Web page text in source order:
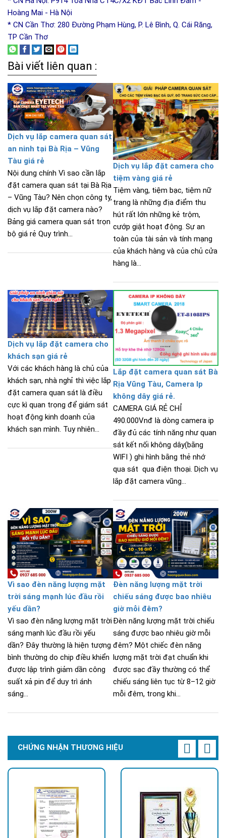
Hoàng Mai - Hà Nội
* CN Cần Thơ: 280 Đường Phạm Hùng, P. Lê Bình, Q. Cái Răng,
TP Cần Thơ
Bài viết liên quan :
Dịch vụ lắp camera quan sát
an ninh tại Bà Rịa – Vũng
Tàu giá rẻ
Nội dung chính Vì sao cần lắp
đặt camera quan sát tại Bà Rịa
– Vũng Tàu? Nên chọn công ty,
dịch vụ lắp đặt camera nào?
Bảng giá camera quan sát trọn
bộ giá rẻ Quy trình...
Dịch vụ lắp đặt camera cho
tiệm vàng giá rẻ
Tiệm vàng, tiệm bạc, tiệm nữ
trang là những địa điểm thu
hút rất lớn những kẻ trộm,
cướp giật hoạt động. Sự an
toàn của tài sản và tính mạng
của khách hàng và của chủ cửa
hàng là...
Dịch vụ lắp đặt camera cho
khách sạn giá rẻ
Với các khách hàng là chủ của
khách sạn, nhà nghỉ thì việc lắp
đặt camera quan sát là điều
cực kì quan trọng để giám sát
hoạt động kinh doanh của
khách sạn mình. Tuy nhiên...
Lắp đặt camera quan sát Bà
Rịa Vũng Tàu, Camera Ip
không dây giá rẻ.
CAMERA GIÁ RẺ CHỈ
490.000Vnđ là dòng camera ip
đầy đủ các tính năng như quan
sát kết nối không dây(bằng
WIFI ) ghi hình bằng thẻ nhớ
qua sát qua điện thoại. Dịch vụ
lắp đặt camera vũng...
Vì sao đèn năng lượng mặt
trời sáng mạnh lúc đầu rồi
yếu dần?
Vì sao đèn năng lượng mặt trời
sáng mạnh lúc đầu rồi yếu
dần? Đây thường là hiện tượng
bình thường do chip điều khiển
được lập trình giảm dần công
suất xả pin để duy trì ánh
sáng...
Đèn năng lượng mặt trời
chiếu sáng được bao nhiêu
giờ mỗi đêm?
Đèn năng lượng mặt trời chiếu
sáng được bao nhiêu giờ mỗi
đêm? Một chiếc đèn năng
lượng mặt trời đạt chuẩn khi
được sạc đầy thường có thể
chiếu sáng liên tục từ 8–12 giờ
mỗi đêm, trong khi...
CHỨNG NHẬN THƯƠNG HIỆU